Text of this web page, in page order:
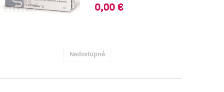
0,00 €
Nedostupné